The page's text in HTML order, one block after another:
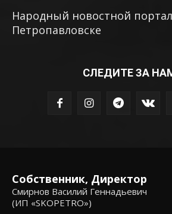
Народный новостной
Петропавловске
СЛЕДИТЕ ЗА
Собственник, Директор
Смирнов Василий Геннадьевич
(ИП «SKOPETRO»)